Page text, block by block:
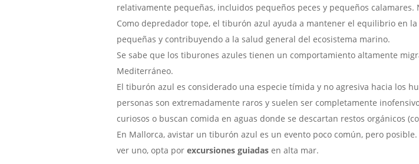
relativamente pequeñas, incluidos pequeños peces y pequeños
Como depredador tope, el tiburón azul ayuda a mantener el equilibrio en
pequeñas y contribuyendo a la salud general del ecosistema marino.
Se sabe que los tiburones azules tienen un comportamiento altamente
Mediterráneo.
El tiburón azul es considerado una especie tímida y no agresiva hacia los
personas son extremadamente raros y suelen ser completamente
curiosos o buscan comida en aguas donde se descartan restos orgánicos
En Mallorca, avistar un tiburón azul es un evento poco común, pero
ver uno, opta por excursiones guiadas en alta mar.